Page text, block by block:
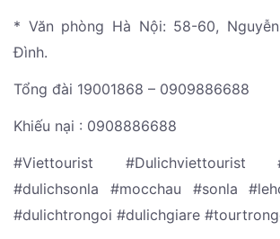
* Văn phòng Hà Nội: 58-60,
Đình.
Tổng đài 19001868 – 0909886688
Khiếu nại : 0908886688
#Viettourist #Dulichviettourist
#dulichsonla #mocchau #sonla
#dulichtrongoi #dulichgiare